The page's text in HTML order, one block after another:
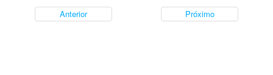
Anterior Próximo